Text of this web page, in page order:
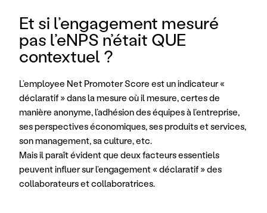
Et si l’engagement mesuré
pas l’eNPS n’était QUE
contextuel ?
L’employee Net Promoter Score est un indicateur «
déclaratif » dans la mesure où il mesure, certes de
manière anonyme, l’adhésion des équipes à l’entreprise,
ses perspectives économiques, ses produits et services,
son management, sa culture, etc.
Mais il paraît évident que deux facteurs essentiels
peuvent influer sur l’engagement « déclaratif » des
collaborateurs et collaboratrices.